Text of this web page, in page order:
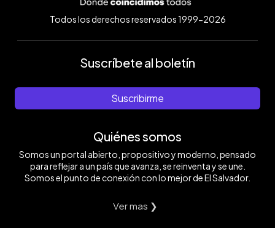
Todos los derechos reservados 1999-2026
Suscríbete al boletín
Suscribirme
Quiénes somos
Somos un portal abierto, propositivo y moderno, pensado
para reflejar a un país que avanza, se reinventa y se une.
Somos el punto de conexión con lo mejor de El Salvador.
Ver mas ❯